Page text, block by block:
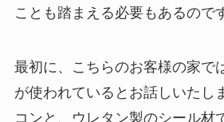
ことも踏まえる必要もあるので
最初に、こちらのお客様の家で
が使われているとお話しいたし
コンと、ウレタン製のシール材